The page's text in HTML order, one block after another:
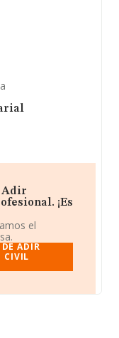
Adir
¡Es
el
ADIR
CIVIL